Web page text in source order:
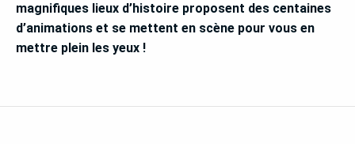
magnifiques lieux d’histoire proposent des centaines
d’animations et se mettent en scène pour vous en
mettre plein les yeux !